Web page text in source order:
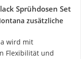
Sprühdosen Set
zusätzliche
wird mit
Flexibilität und